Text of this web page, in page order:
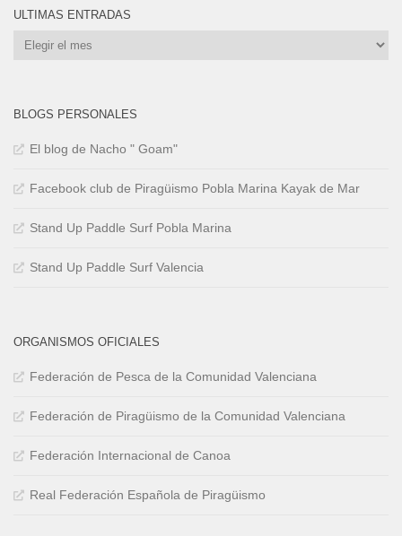
ULTIMAS ENTRADAS
Ultimas
BLOGS PERSONALES
El blog de Nacho " Goam"
Facebook club de Piragüismo Pobla Marina Kayak de Mar
Stand Up Paddle Surf Pobla Marina
Stand Up Paddle Surf Valencia
ORGANISMOS OFICIALES
Federación de Pesca de la Comunidad Valenciana
Federación de Piragüismo de la Comunidad Valenciana
Federación Internacional de Canoa
Real Federación Española de Piragüismo